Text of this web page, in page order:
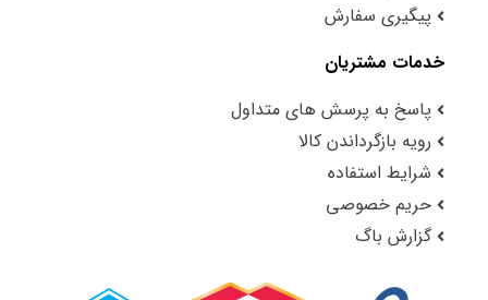
پیگیری سفارش
خدمات مشتریان
پاسخ به پرسش های متداول
رویه بازگرداندن کالا
شرایط استفاده
حریم خصوصی
گزارش باگ